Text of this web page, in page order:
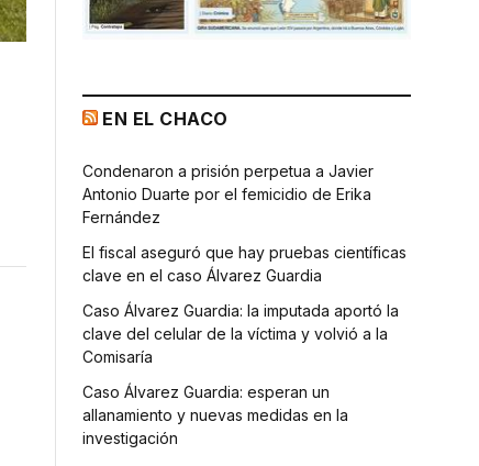
EN EL CHACO
Condenaron a prisión perpetua a Javier
Antonio Duarte por el femicidio de Erika
Fernández
El fiscal aseguró que hay pruebas científicas
clave en el caso Álvarez Guardia
Caso Álvarez Guardia: la imputada aportó la
clave del celular de la víctima y volvió a la
Comisaría
Caso Álvarez Guardia: esperan un
allanamiento y nuevas medidas en la
investigación